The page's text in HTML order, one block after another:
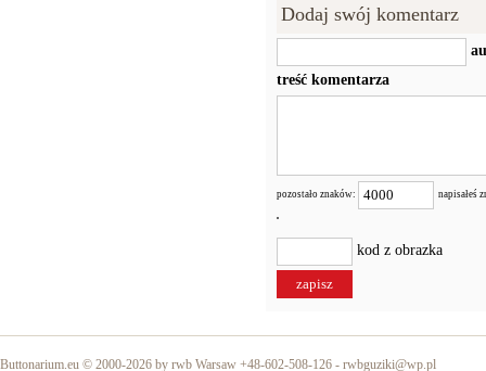
Dodaj swój komentarz
treść komentarza
pozostało znaków: napisałeś
kod z obrazka
Buttonarium.eu © 2000-2026 by rwb Warsaw +48-602-508-126 - rwbguziki@wp.pl